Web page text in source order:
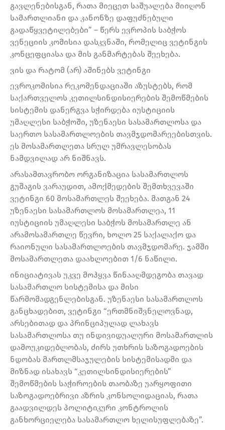
გავლენებისგან, რათა მიეცეთ საშუალება მიიღონ
სამართლიანი და კანონზე დაფუძნებული
გადაწყვეტილებები” – წერს ევროპის საბჭოს
ვენეციის კომისია დასკვნაში, რომელიც ვეტინგის
კონცეფციასა და მის განმარტებას შეეხება.
ვის და რატომ (არ) აშინებს ვეტინგი
ევროკომისია რეკომენდაციაში აზუსტებს, რომ
საქართველოს კეთილსინდისიერების შემოწმების
სისტემის დანერგვა სჭირდება იუსტიციის
უმაღლესი საბჭოში, უზენაესი სასამართლოსა და
საერთო სასამართლოების თავმჯდომარეებისთვის.
ეს მოსამართლეთა სრულ უმრავლესობას
ნამდვილად არ ნიშნავს.
არასამთავრობო ორგანიზაცია სასამართლოს
გუშაგის ვარაუდით, ამოქმედების შემთხვევაში
ვეტინგი 60 მოსამართლეს შეეხება. მათგან 24
უზენაესი სასამართლოს მოსამართლეა, 11
იუსტიციის უმაღლესი საბჭოს მოსამართლე ან
არამოსამართლე წევრი, ხოლო 25 საქალაქო და
რაიონული სასამართლოების თავმჯდომარე. ჯამში
მოსამართლეთა დაახლოებით 1/6 ნაწილი.
ინიციატივას უკვე მოჰყვა წინააღმდეგობა თავად
სასამართლო სისტემისა და მისი
წარმომადგენლებისგან. უზენაესი სასამართლოს
განცხადებით, ვეტინგი “ერთმნიშვნელოვნად,
არსებითად და პრინციპულად ლახავს
სასამართლოსა თუ ინდივიდუალური მოსამართლის
დამოუკიდებლობას, ძირს უთხრის საზოგადოების
ნდობას მართლმსაჯულების სისტემისადმი და
მიზნად ისახავს “კეთილსინდისიერების”
შემოწმების საჭიროების თაობაზე უარყოფითი
საზოგადოებრივი აზრის კონსოლიდაციას, რათა
გაადვილდეს პოლიტიკური კონტროლის
განხორციელება სასამართლო ხელისუფლებაზე”.